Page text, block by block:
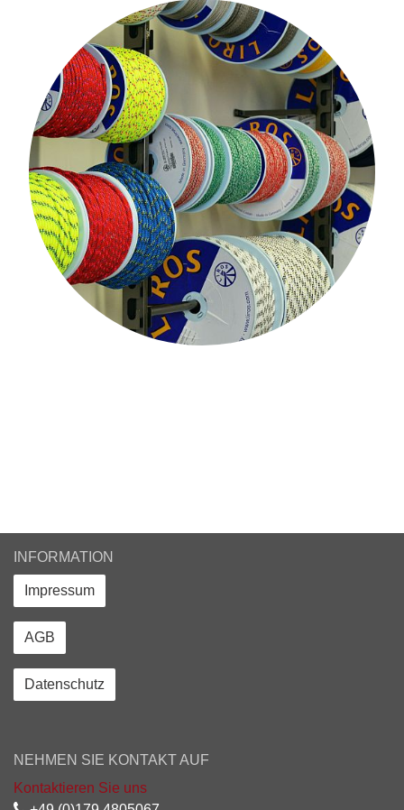
INFORMATION
Impressum
AGB
Datenschutz
NEHMEN SIE KONTAKT AUF
Kontaktieren Sie uns